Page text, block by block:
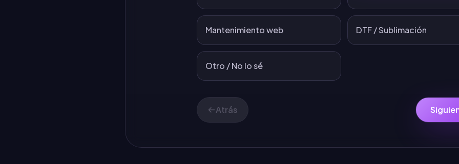
Mantenimiento web DTF / Sublimación
Otro / No lo sé
Atrás